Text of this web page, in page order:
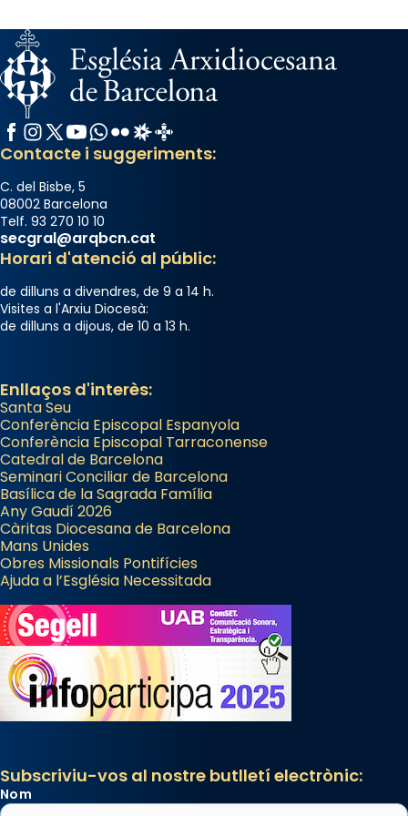
«A Raïms de Sant Jaume, raïms aigualits;
raïms de setembre te'n llepes els dits»,
segons una dita popular.
Photo
View on Facebook · Share
Facebook
Instagram
X / Twitter
YouTube
WhatsApp
FlickrRadio Estel
Catalunya Cristiana
Contacte i suggeriments:
C. del Bisbe, 5
08002 Barcelona
Telf. 93 270 10 10
secgral@arqbcn.cat
Horari d'atenció al públic:
de dilluns a divendres, de 9 a 14 h.
Visites a l'Arxiu Diocesà:
de dilluns a dijous, de 10 a 13 h.
Enllaços d'interès:
Santa Seu
Conferència Episcopal Espanyola
Conferència Episcopal Tarraconense
Catedral de Barcelona
Seminari Conciliar de Barcelona
Basílica de la Sagrada Família
Any Gaudí 2026
Càritas Diocesana de Barcelona
Mans Unides
Obres Missionals Pontifícies
Ajuda a l’Església Necessitada
Subscriviu-vos al nostre butlletí electrònic:
Nom